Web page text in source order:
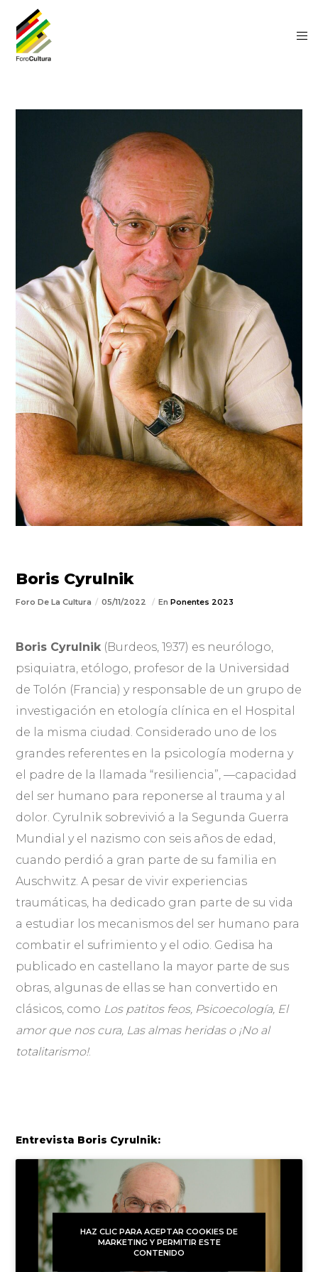
Boris Cyrulnik
Foro De La Cultura 05/11/2022 EnPonentes 2023
Boris Cyrulnik (Burdeos, 1937) es neurólogo,
psiquiatra, etólogo, profesor de la Universidad
de Tolón (Francia) y responsable de un grupo de
investigación en etología clínica en el Hospital
de la misma ciudad. Considerado uno de los
grandes referentes en la psicología moderna y
el padre de la llamada “resiliencia”, —capacidad
del ser humano para reponerse al trauma y al
dolor. Cyrulnik sobrevivió a la Segunda Guerra
Mundial y el nazismo con seis años de edad,
cuando perdió a gran parte de su familia en
Auschwitz. A pesar de vivir experiencias
traumáticas, ha dedicado gran parte de su vida
a estudiar los mecanismos del ser humano para
combatir el sufrimiento y el odio. Gedisa ha
publicado en castellano la mayor parte de sus
obras, algunas de ellas se han convertido en
clásicos, como Los patitos feos, Psicoecología, El
amor que nos cura, Las almas heridas o ¡No al
totalitarismo!.
Entrevista Boris Cyrulnik:
HAZ CLIC PARA ACEPTAR COOKIES DE
MARKETING Y PERMITIR ESTE
CONTENIDO